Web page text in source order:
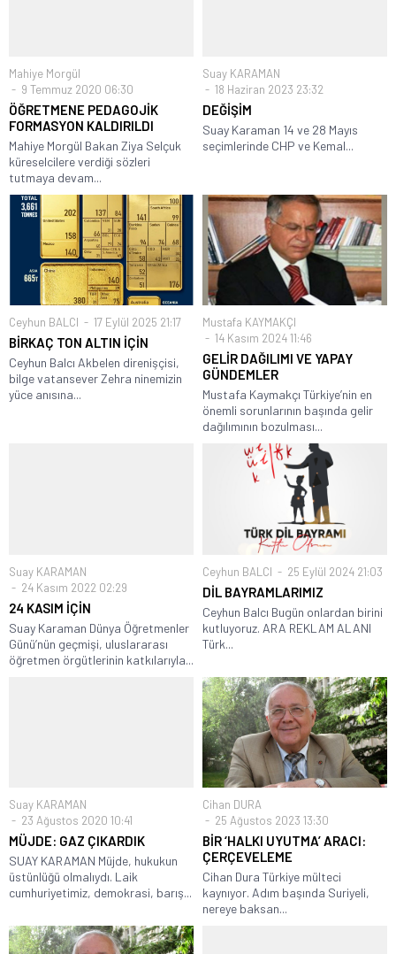
Mahiye Morgül
9 Temmuz 2020 06:30
ÖĞRETMENE PEDAGOJİK
FORMASYON KALDIRILDI
Mahiye Morgül Bakan Ziya Selçuk
küreselcilere verdiği sözleri
tutmaya devam...
Suay KARAMAN
18 Haziran 2023 23:32
DEĞİŞİM
Suay Karaman 14 ve 28 Mayıs
seçimlerinde CHP ve Kemal...
Ceyhun BALCI 17 Eylül 2025 21:17
BİRKAÇ TON ALTIN İÇİN
Ceyhun Balcı Akbelen direnişçisi,
bilge vatansever Zehra ninemizin
yüce anısına...
Mustafa KAYMAKÇI
14 Kasım 2024 11:46
GELİR DAĞILIMI VE YAPAY
GÜNDEMLER
Mustafa Kaymakçı Türkiye’nin en
önemli sorunlarının başında gelir
dağılımının bozulması...
Suay KARAMAN
24 Kasım 2022 02:29
24 KASIM İÇİN
Suay Karaman Dünya Öğretmenler
Günü’nün geçmişi, uluslararası
öğretmen örgütlerinin katkılarıyla...
Ceyhun BALCI 25 Eylül 2024 21:03
DİL BAYRAMLARIMIZ
Ceyhun Balcı Bugün onlardan birini
kutluyoruz. ARA REKLAM ALANI
Türk...
Suay KARAMAN
23 Ağustos 2020 10:41
MÜJDE: GAZ ÇIKARDIK
SUAY KARAMAN Müjde, hukukun
üstünlüğü olmalıydı. Laik
cumhuriyetimiz, demokrasi, barış...
Cihan DURA
25 Ağustos 2023 13:30
BİR ‘HALKI UYUTMA’ ARACI:
ÇERÇEVELEME
Cihan Dura Türkiye mülteci
kaynıyor. Adım başında Suriyeli,
nereye baksan...